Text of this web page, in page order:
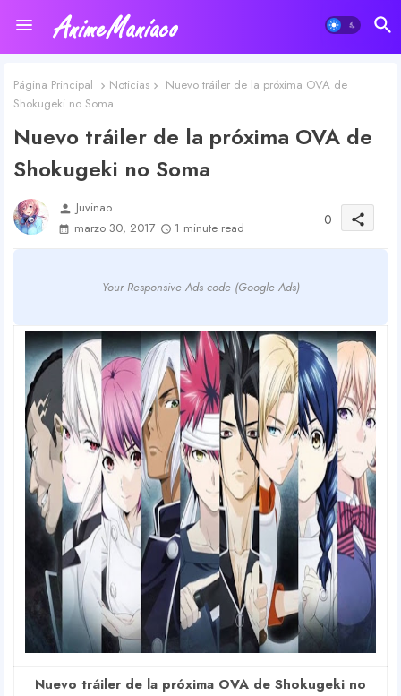
Página Principal Noticias
Nuevo tráiler de la próxima OVA de
Shokugeki no Soma
Nuevo tráiler de la próxima OVA de
Shokugeki no Soma
person Juvinao
marzo 30, 2017
1 minute read 0 share
Your Responsive Ads code (Google Ads)
Nuevo tráiler de la próxima OVA de Shokugeki no